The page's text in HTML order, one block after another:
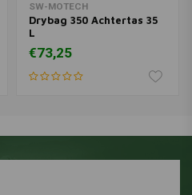
SW-MOTECH
Drybag 350 Achtertas 35
L
€73,25